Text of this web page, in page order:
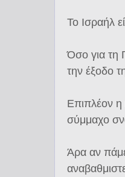
Το Ισραήλ
Όσο για τη
την έξοδο
Επιπλέον η
σύμμαχο
Άρα αν